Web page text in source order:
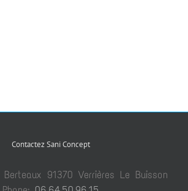
Contactez Sani Concept
Berteaux 91370 Verrières Le Buisson